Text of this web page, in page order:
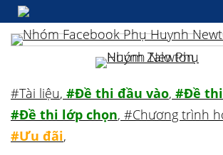
#Tài liệu, #Đề thi đầu vào, #Đề
#Đề thi lớp chọn, #Chương trình
#Ưu đãi,